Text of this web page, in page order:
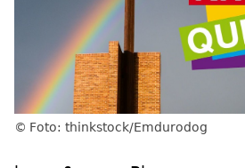
Foto: thinkstock/Emdurodog